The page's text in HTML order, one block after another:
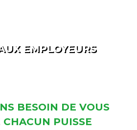
EMPLOYEURS
BESOIN DE VOUS
CHACUN PUISSE